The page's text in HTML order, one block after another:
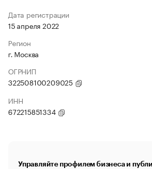
Дата регистрации
15 апреля 2022
Регион
г. Москва
ОГРНИП
322508100209025
ИНН
672215851334
Управляйте профилем бизнеса и